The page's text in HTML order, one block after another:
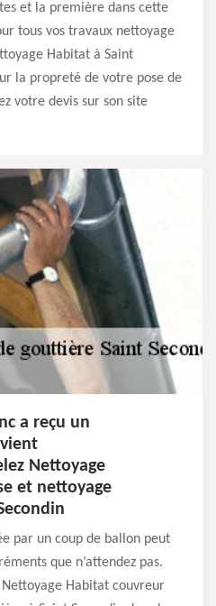
et la première dans cette
tous vos travaux nettoyage
Habitat à Saint
la propreté de votre pose de
votre devis sur son site
a reçu un
Nettoyage
et nettoyage
par un coup de ballon peut
que n’attendez pas.
Habitat couvreur